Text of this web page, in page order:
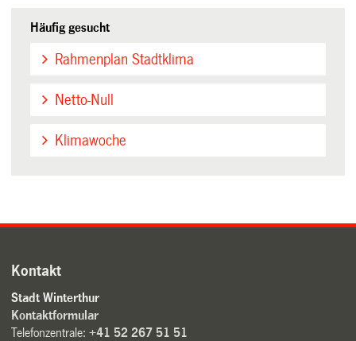
Häufig gesucht
Rahmenplan Stadtklima
Netto-Null
Klimawoche
Kontakt
Stadt Winterthur
Kontaktformular
Telefonzentrale:+41 52 267 51 51